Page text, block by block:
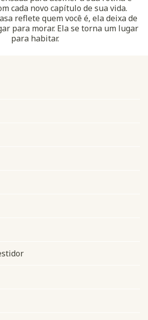
cada novo capítulo de sua vida.
reflete quem você é, ela deixa de
para morar. Ela se torna um lugar
para habitar.